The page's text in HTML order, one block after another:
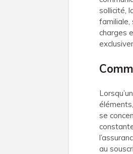
sollicité,
familiale,
charges
se
au